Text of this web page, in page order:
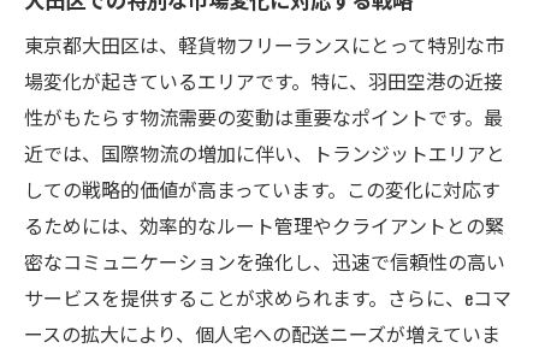
東京都大田区は、軽貨物フリーランスにとって特別な市
場変化が起きているエリアです。特に、羽田空港の近接
性がもたらす物流需要の変動は重要なポイントです。最
近では、国際物流の増加に伴い、トランジットエリアと
しての戦略的価値が高まっています。この変化に対応す
るためには、効率的なルート管理やクライアントとの緊
密なコミュニケーションを強化し、迅速で信頼性の高い
サービスを提供することが求められます。さらに、eコマ
ースの拡大により、個人宅への配送ニーズが増えていま